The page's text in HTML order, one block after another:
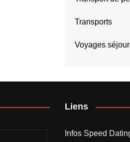
Transports
Voyages
Liens
Infos Speed